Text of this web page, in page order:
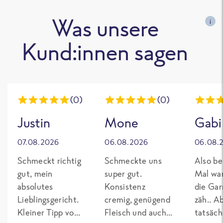
Was unsere
Kund:innen sagen
i
(0)
Justin
07.08.2026
Schmeckt richtig
gut, mein
absolutes
Lieblingsgericht.
Kleiner Tipp von
(0)
Mone
06.08.2026
Schmeckte uns
super gut.
Konsistenz
cremig, genügend
Fleisch und auch
Gabi
Also
Mal
die
zäh..